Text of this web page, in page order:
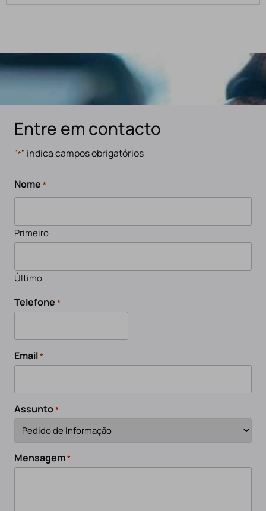
Entre em contacto
"*" indica campos obrigatórios
Nome *
Primeiro
Último
Telefone *
Email*
Assunto*
Mensagem*